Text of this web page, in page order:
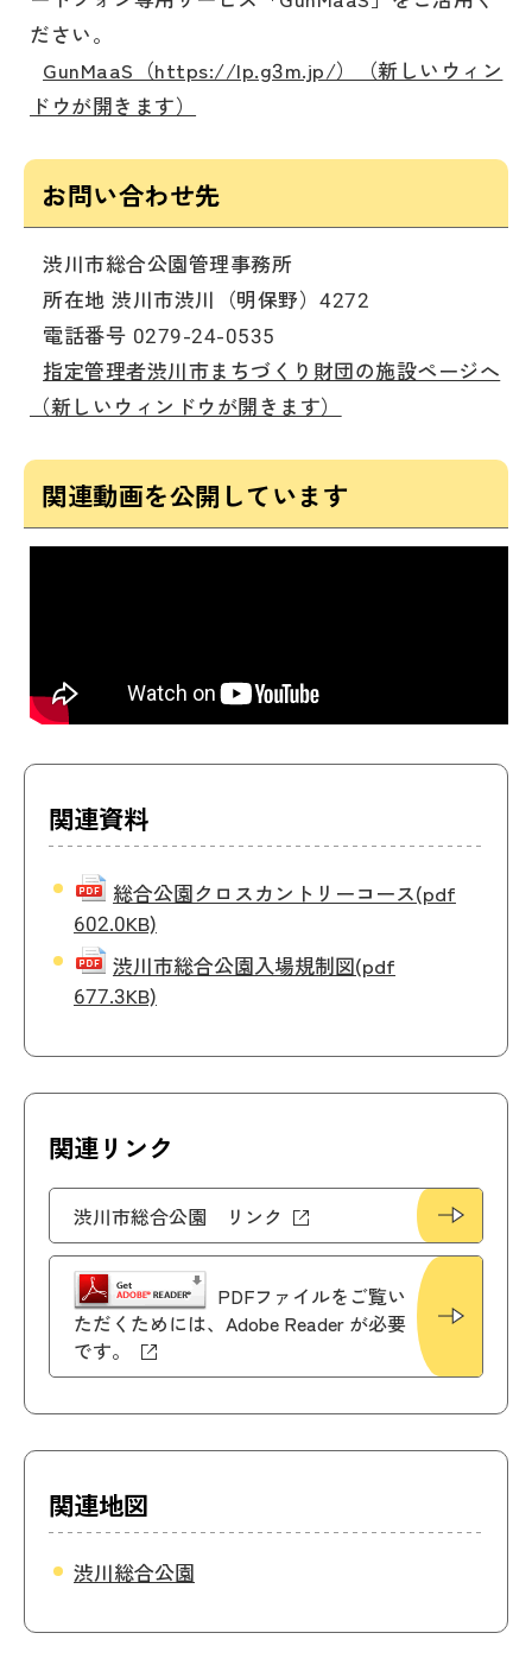
ださい。
GunMaaS（https://lp.g3m.jp/）（新しいウィン
ドウが開きます）
お問い合わせ先
渋川市総合公園管理事務所
所在地 渋川市渋川（明保野）4272
電話番号 0279-24-0535
指定管理者渋川市まちづくり財団の施設ページへ
（新しいウィンドウが開きます）
関連動画を公開しています
関連資料
総合公園クロスカントリーコース(pdf
602.0KB)
渋川市総合公園入場規制図(pdf
677.3KB)
関連リンク
渋川市総合公園 リンク
PDFファイルをご覧い
ただくためには、Adobe Reader が必要
です。
関連地図
渋川総合公園